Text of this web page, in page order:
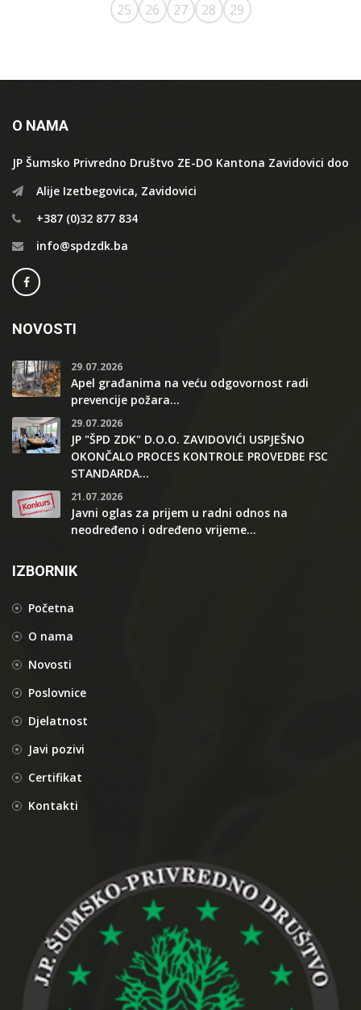
25
26 27 28 29
O NAMA
JP Šumsko Privredno Društvo ZE-DO Kantona Zavidovici doo
Alije Izetbegovica, Zavidovici
+387 (0)32 877 834
info@spdzdk.ba
NOVOSTI
29.07.2026
Apel građanima na veću odgovornost radi
prevencije požara...
29.07.2026
JP "ŠPD ZDK" D.O.O. ZAVIDOVIĆI USPJEŠNO
OKONČALO PROCES KONTROLE PROVEDBE FSC
STANDARDA...
21.07.2026
Javni oglas za prijem u radni odnos na
neodređeno i određeno vrijeme...
IZBORNIK
Početna
O nama
Novosti
Poslovnice
Djelatnost
Javi pozivi
Certifikat
Kontakti